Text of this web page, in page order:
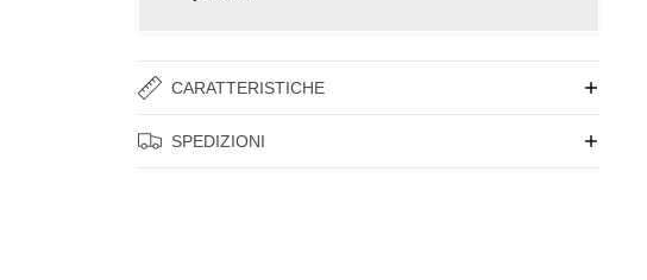
CARATTERISTICHE
SPEDIZIONI